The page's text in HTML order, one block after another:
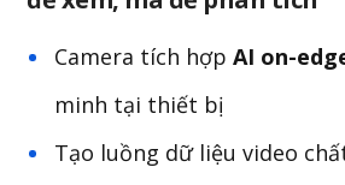
Camera tích hợpAI on-
minh tại thiết bị
Tạo luồng dữ liệu video